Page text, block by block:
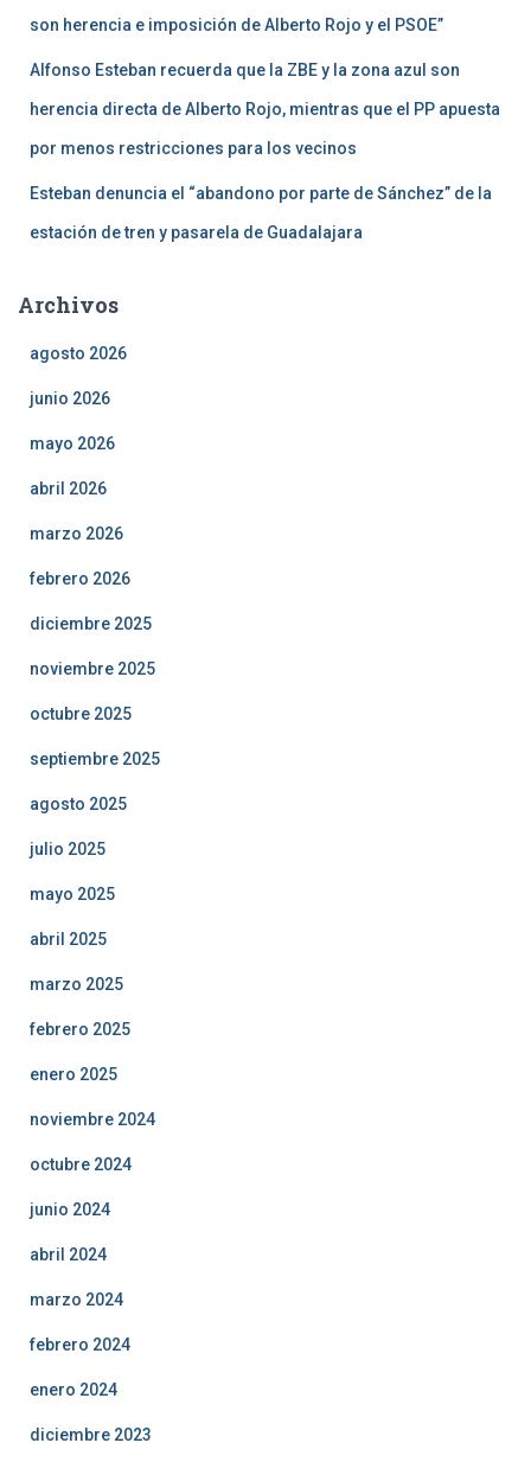
son herencia e imposición de Alberto Rojo y el PSOE”
Alfonso Esteban recuerda que la ZBE y la zona azul son
herencia directa de Alberto Rojo, mientras que el PP apuesta
por menos restricciones para los vecinos
Esteban denuncia el “abandono por parte de Sánchez” de la
estación de tren y pasarela de Guadalajara
Archivos
agosto 2026
junio 2026
mayo 2026
abril 2026
marzo 2026
febrero 2026
diciembre 2025
noviembre 2025
octubre 2025
septiembre 2025
agosto 2025
julio 2025
mayo 2025
abril 2025
marzo 2025
febrero 2025
enero 2025
noviembre 2024
octubre 2024
junio 2024
abril 2024
marzo 2024
febrero 2024
enero 2024
diciembre 2023